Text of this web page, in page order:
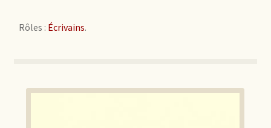
Rôles : Écrivains.